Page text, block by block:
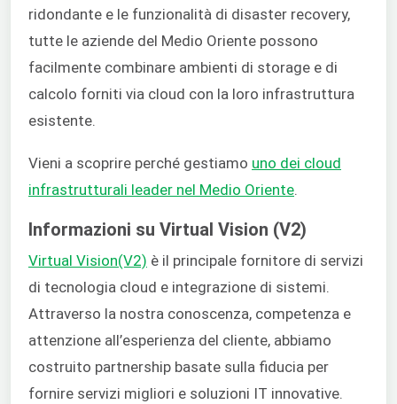
ridondante e le funzionalità di disaster recovery,
tutte le aziende del Medio Oriente possono
facilmente combinare ambienti di storage e di
calcolo forniti via cloud con la loro infrastruttura
esistente.
Vieni a scoprire perché gestiamo uno dei cloud
infrastrutturali leader nel Medio Oriente.
Informazioni su Virtual Vision (V2)
Virtual Vision(V2) è il principale fornitore di servizi
di tecnologia cloud e integrazione di sistemi.
Attraverso la nostra conoscenza, competenza e
attenzione all’esperienza del cliente, abbiamo
costruito partnership basate sulla fiducia per
fornire servizi migliori e soluzioni IT innovative.